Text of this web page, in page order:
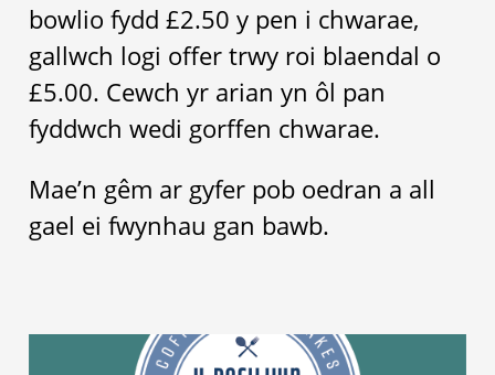
bowlio fydd £2.50 y pen i chwarae,
gallwch logi offer trwy roi blaendal o
£5.00. Cewch yr arian yn ôl pan
fyddwch wedi gorffen chwarae.
Mae’n gêm ar gyfer pob oedran a all
gael ei fwynhau gan bawb.